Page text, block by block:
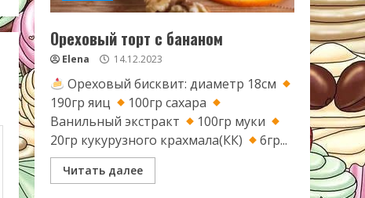
Ореховый торт с бананом
Elena 14.12.2023
Ореховый бисквит: диаметр 18см
190гр яиц
100гр сахара
Ванильный экстракт
100гр муки
20гр кукурузного крахмала(КК)
6гр...
Читать далее